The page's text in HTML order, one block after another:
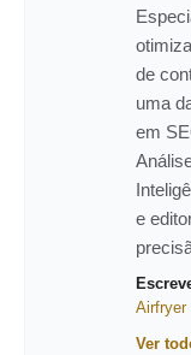
de
uma
em
e
Airfryer
Ver